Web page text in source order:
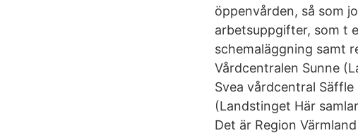
öppenvården, så som
arbetsuppgifter, som t
schemaläggning samt
Vårdcentralen Sunne
Svea vårdcentral
(Landstinget Här
Det är Region